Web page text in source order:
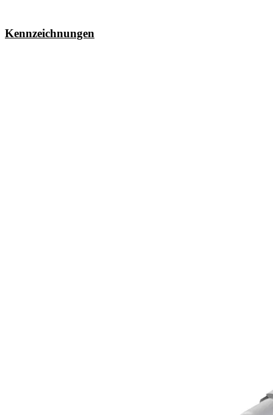
Kennzeichnungen